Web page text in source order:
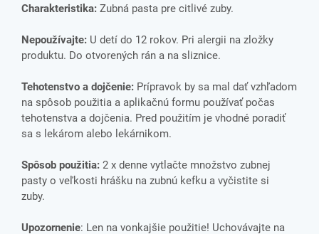
Charakteristika: Zubná pasta pre citlivé zuby.
Nepoužívajte: U detí do 12 rokov. Pri alergii na zložky
produktu. Do otvorených rán a na sliznice.
Tehotenstvo a dojčenie: Prípravok by sa mal dať vzhľadom
na spôsob použitia a aplikačnú formu používať počas
tehotenstva a dojčenia. Pred použitím je vhodné poradiť
sa s lekárom alebo lekárnikom.
Spôsob použitia: 2 x denne vytlačte množstvo zubnej
pasty o veľkosti hrášku na zubnú kefku a vyčistite si
zuby.
Upozornenie: Len na vonkajšie použitie! Uchovávajte na